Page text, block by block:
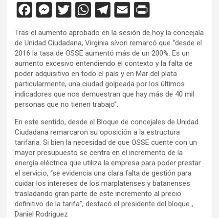
F
a
ce
b
o
o
k
M
es
se
n
g
er
T
wi
tt
er
W
h
at
s
A
p
p
T
el
e
gr
a
m
E
m
ail
in
tF
ri
e
n
y
Tras el aumento aprobado en la sesión de hoy la concejala
de Unidad Ciudadana, Virginia sívori remarcó que “desde el
2016 la tasa de OSSE aumentó más de un 200%. Es un
aumento excesivo entendiendo el contexto y la falta de
poder adquisitivo en todo el país y en Mar del plata
particularmente, una ciudad golpeada por los últimos
indicadores que nos demuestran que hay más de 40 mil
personas que no tienen trabajo”.
En este sentido, desde el Bloque de concejales de Unidad
Ciudadana remarcaron su oposición a la estructura
tarifaria. Si bien la necesidad de que OSSE cuente con un
mayor presupuesto se centra en el incremento de la
energía eléctrica que utiliza la empresa para poder prestar
el servicio, “se evidencia una clara falta de gestión para
cuidar los intereses de los marplatenses y batanenses
trasladando gran parte de este incremento al precio
definitivo de la tarifa”, destacó el presidente del bloque ,
Daniel Rodriguez